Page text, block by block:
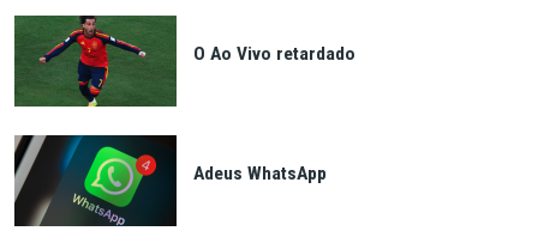
O Ao Vivo retardado
Adeus WhatsApp